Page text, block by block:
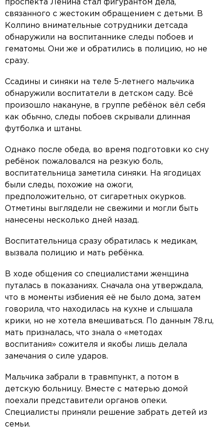
проспекта Ленина стал фигурантом дела,
связанного с жестоким обращением с детьми. В
Колпино внимательные сотрудники детсада
обнаружили на воспитаннике следы побоев и
гематомы. Они же и обратились в полицию, но не
сразу.
Ссадины и синяки на теле 5-летнего мальчика
обнаружили воспитатели в детском саду. Всё
произошло накануне, в группе ребёнок вёл себя
как обычно, следы побоев скрывали длинная
футболка и штаны.
Однако после обеда, во время подготовки ко сну
ребёнок пожаловался на резкую боль,
воспитательница заметила синяки. На ягодицах
были следы, похожие на ожоги,
предположительно, от сигаретных окурков.
Отметины выглядели не свежими и могли быть
нанесены несколько дней назад.
Воспитательница сразу обратилась к медикам,
вызвала полицию и мать ребёнка.
В ходе общения со специалистами женщина
путалась в показаниях. Сначала она утверждала,
что в моменты избиения её не было дома, затем
говорила, что находилась на кухне и слышала
крики, но не хотела вмешиваться. По данным 78.ru,
мать призналась, что знала о «методах
воспитания» сожителя и якобы лишь делала
замечания о силе ударов.
Мальчика забрали в травмпункт, а потом в
детскую больницу. Вместе с матерью домой
поехали представители органов опеки.
Специалисты приняли решение забрать детей из
семьи.